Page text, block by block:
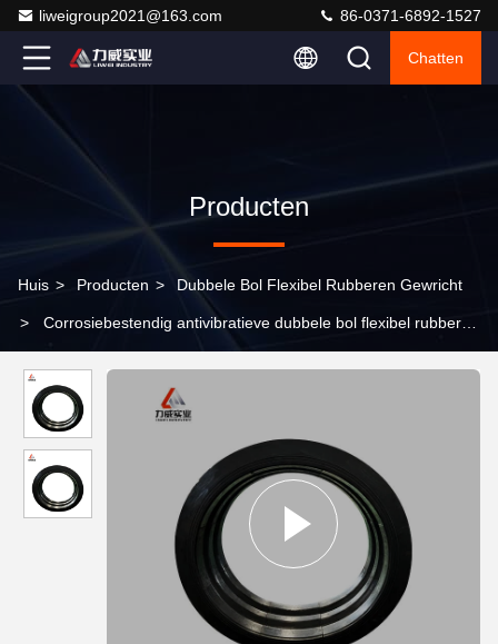
liweigroup2021@163.com 86-0371-6892-1527
Chatten
Producten
Huis > Producten > Dubbele Bol Flexibel Rubberen Gewricht
> Corrosiebestendig antivibratieve dubbele bol flexibel rubberen